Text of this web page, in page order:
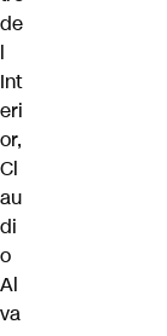
de
l
Int
eri
or,
Cl
au
di
o
Al
va